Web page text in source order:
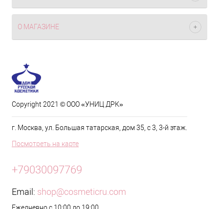
О МАГАЗИНЕ
Copyright 2021 © ООО «УНИЦ ДРК»
г. Москва, ул. Большая татарская, дом 35, с 3, 3-й этаж.
Посмотреть на карте
+79030097769
Email: shop@cosmeticru.com